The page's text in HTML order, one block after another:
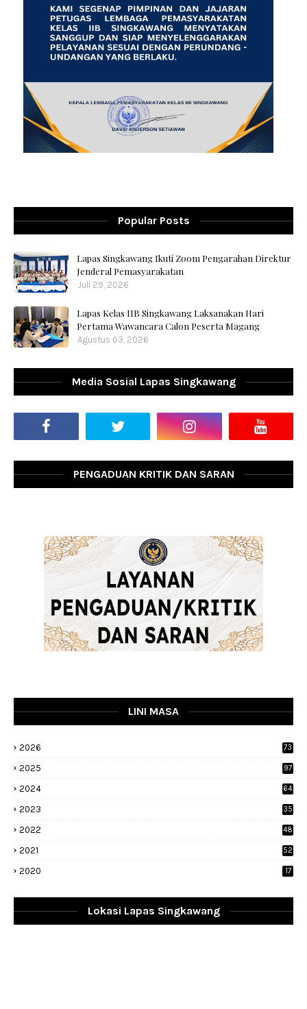
Popular Posts
Lapas Singkawang Ikuti Zoom Pengarahan Direktur
Jenderal Pemasyarakatan
Juli 29, 2026
Lapas Kelas IIB Singkawang Laksanakan Hari
Pertama Wawancara Calon Peserta Magang
Agustus 03, 2026
Media Sosial Lapas Singkawang
PENGADUAN KRITIK DAN SARAN
LINI MASA
2026 73
2025 97
2024 64
2023
35
2022
48
2021 52
2020 17
Lokasi Lapas Singkawang